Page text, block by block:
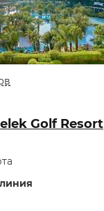
Golf Resort
линия